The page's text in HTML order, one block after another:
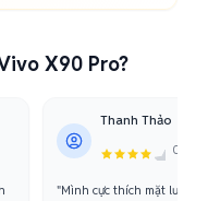
X90 Pro?
Thanh Thảo
05/
"Mình cực thích mặt lưng